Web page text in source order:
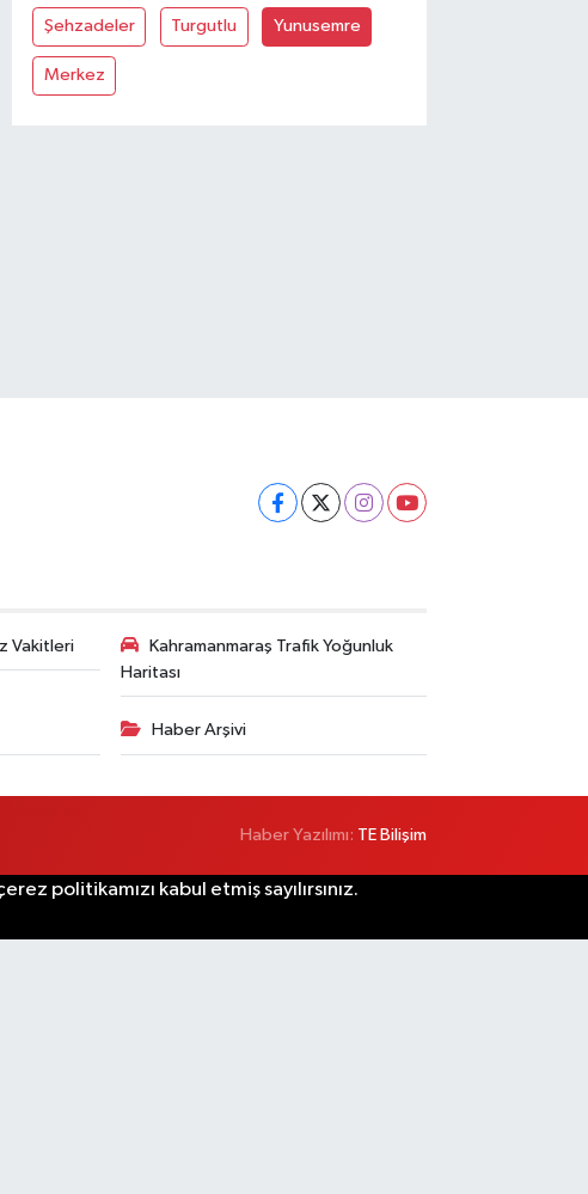
Şehzadeler Turgutlu Yunusemre
Merkez
Vakitleri
Kahramanmaraş Trafik Yoğunluk
Haritası
Haber Arşivi
Haber Yazılımı: TE Bilişim
politikamızı kabul etmiş sayılırsınız.